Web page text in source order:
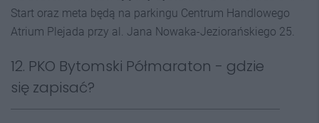
Start oraz meta będą na parkingu Centrum Handlowego
Atrium Plejada przy al. Jana Nowaka-Jeziorańskiego 25.
12. PKO Bytomski Półmaraton - gdzie
się zapisać?